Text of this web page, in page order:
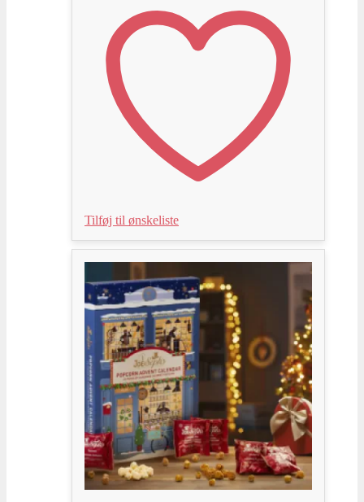
Tilføj til ønskeliste